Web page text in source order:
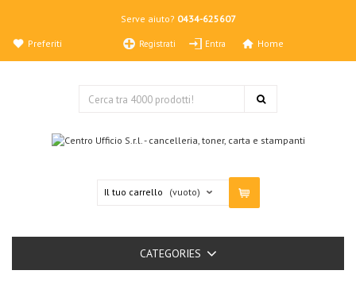
Serve aiuto? 0434-625607
Registrati Entra
Preferiti Home
Il tuo carrello (vuoto)
CATEGORIES